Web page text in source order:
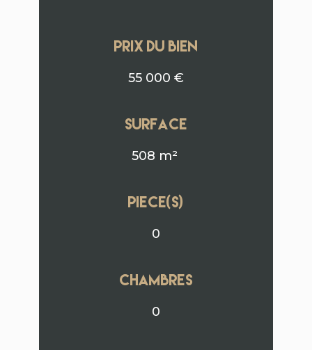
PRIX DU BIEN
55 000 €
surface
508 m²
Piece(s)
0
chambres
0